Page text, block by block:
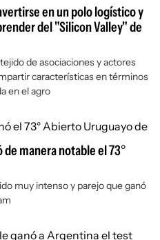
en un polo logístico y
del "Silicon Valley" de
de asociaciones y actores
características en términos
en el agro
de manera notable el 73°
muy intenso y parejo que ganó